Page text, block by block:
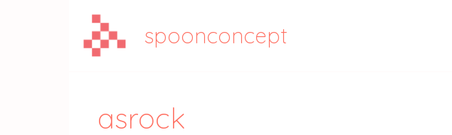
spoonconcept
asrock